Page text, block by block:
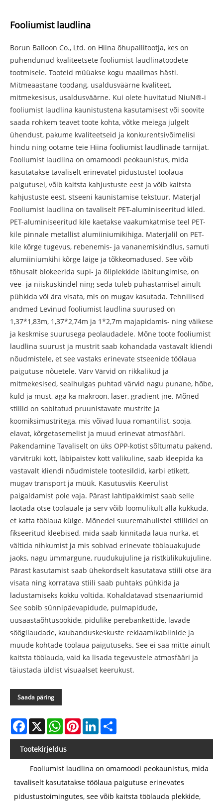
Fooliumist laudlina
Borun Balloon Co., Ltd. on Hiina õhupallitootja, kes on
pühendunud kvaliteetsete fooliumist laudlinatoodete
tootmisele. Tooteid müüakse kogu maailmas hästi.
Mitmeaastane toodang, usaldusväärne kvaliteet,
mitmekesisus, usaldusväärne. Kui olete huvitatud NiuN®-i
fooliumist laudlina kaunistustena kasutamisest või soovite
saada rohkem teavet toote kohta, võtke meiega julgelt
ühendust, pakume kvaliteetseid ja konkurentsivõimelisi
hindu ning ootame teie Hiina fooliumist laudlinade tarnijat.
Fooliumist laudlina on omamoodi peokaunistus, mida
kasutatakse tavaliselt erinevatel pidustustel töölaua
paigutusel, võib kaitsta kahjustuste eest ja võib kaitsta
kahjustuste eest. stseeni kaunistamise tekstuur. Materjal
Fooliumist laudlina on tavaliselt PET-aluminiseeritud kiled.
PET-aluminiseeritud kile kaetakse vaakumkatmise teel PET-
kile pinnale metallist alumiiniumikihiga. Materjalil on PET-
kile kõrge tugevus, rebenemis- ja vananemiskindlus, samuti
alumiiniumkihi kõrge läige ja tõkkeomadused. See võib
tõhusalt blokeerida supi- ja õliplekkide läbitungimise, on
vee- ja niiskuskindel ning seda tuleb puhastamisel ainult
pühkida või ära visata, mis on mugav kasutada. Tehnilised
andmed Levinud fooliumist laudlina suurused on
1,37*1,83m, 1,37*2,74m ja 1*2,7m majapidamis- ning väikese
ja keskmise suurusega peolaudadele. Mõne toote fooliumist
laudlina suurust ja mustrit saab kohandada vastavalt kliendi
nõudmistele, et see vastaks erinevate stseenide töölaua
paigutuse nõuetele. Värv Värvid on rikkalikud ja
mitmekesised, sealhulgas puhtad värvid nagu punane, hõbe,
kuld ja must, aga ka makroon, laser, gradient jne. Mõned
stiilid on sobitatud pruunistavate mustrite ja
koomiksimustritega, mis võivad luua romantilist, sooja,
elavat, kõrgetasemelist ja muud erinevat atmosfääri.
Pakendamine Tavaliselt on üks OPP-kotist sõltumatu pakend,
värvitrüki kott, läbipaistev kott valikuline, saab kleepida ka
vastavalt kliendi nõudmistele tootesildid, karbi etikett,
mugav transport ja müük. Kasutusviis Keerulist
paigaldamist pole vaja. Pärast lahtipakkimist saab selle
laotada otse töölauale ja serv võib loomulikult alla kukkuda,
et katta töölaua külge. Mõnedel suuremahulistel stiilidel on
fikseeritud kleebised, mida saab kinnitada laua nurka, et
vältida nihkumist ja mis sobivad erinevate töölauakujude
jaoks, nagu ümmargune, ruudukujuline ja ristkülikukujuline.
Pärast kasutamist saab ühekordselt kasutatava stiili otse ära
visata ning korratava stiili saab puhtaks pühkida ja
ladustamiseks kokku voltida. Kohaldatavad stsenaariumid
See sobib sünnipäevapidude, pulmapidude,
uusaastaõhtusöökide, pidulike perebankettide, lavade
söögilaudade, kaubanduskeskuste reklaamikabiinide ja
muude kohtade töölaua paigutuseks. See ei saa mitte ainult
kaitsta töölauda, ​​vaid ka lisada tegevustele atmosfääri ja
täiustada üldist visuaalset keerukust.
Saada päring
Facebook
X WhatsAppPinterestLinkedIn
Tootekirjeldus
Fooliumist laudlina on omamoodi peokaunistus, mida
tavaliselt kasutatakse töölaua paigutuse erinevates
pidustustoimingutes, see võib kaitsta töölauda plekkide,